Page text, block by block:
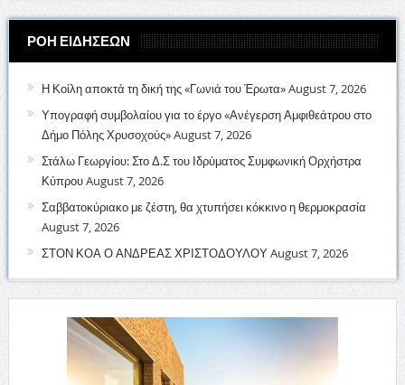
ΡΟΗ ΕΙΔΗΣΕΩΝ
Η Κοίλη αποκτά τη δική της «Γωνιά του Έρωτα»August 7, 2026
Υπογραφή συμβολαίου για το έργο «Ανέγερση Αμφιθεάτρου στο
Δήμο Πόλης Χρυσοχούς»August 7, 2026
Στάλω Γεωργίου: Στο Δ.Σ του Ιδρύματος Συμφωνική Ορχήστρα
ΚύπρουAugust 7, 2026
Σαββατοκύριακο με ζέστη, θα χτυπήσει κόκκινο η θερμοκρασία
August 7, 2026
ΣΤΟΝ ΚΟΑ Ο ΑΝΔΡΕΑΣ ΧΡΙΣΤΟΔΟΥΛΟΥAugust 7, 2026